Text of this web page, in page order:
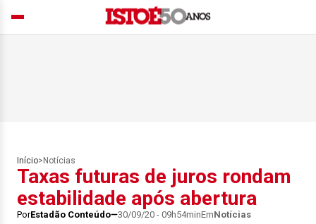
Início> Notícias
Taxas futuras de juros rondam
estabilidade após abertura
PorEstadão Conteúdo 30/09/20 - 09h54minEmNotícias